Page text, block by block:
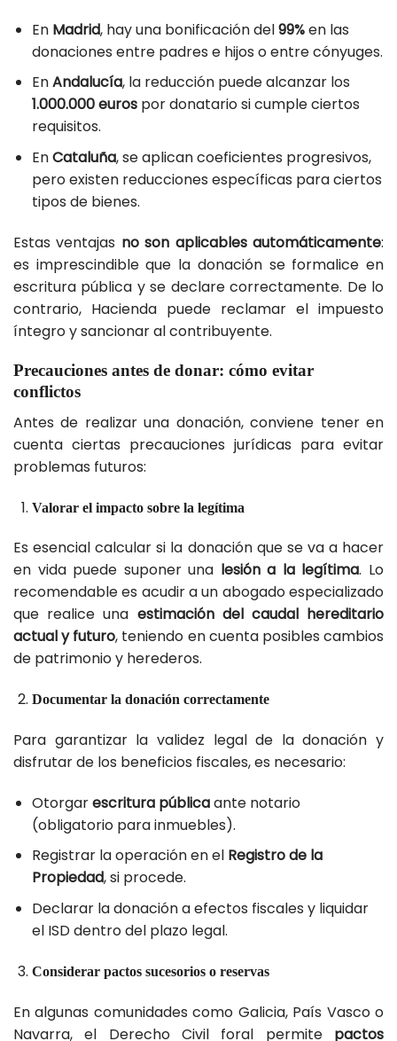
En Madrid, hay una bonificación del99%en las
donaciones entre padres e hijos o entre cónyuges.
EnAndalucía, la reducción puede alcanzar los
1.000.000 eurospor donatario si cumple ciertos
requisitos.
EnCataluña, se aplican coeficientes progresivos,
pero existen reducciones específicas para ciertos
tipos de bienes.
Estas ventajas no son aplicables automáticamente:
es imprescindible que la donación se formalice en
escritura pública y se declare correctamente. De lo
contrario, Hacienda puede reclamar el impuesto
íntegro y sancionar al contribuyente.
Precauciones antes de donar: cómo evitar
conflictos
Antes de realizar una donación, conviene tener en
cuenta ciertas precauciones jurídicas para evitar
problemas futuros:
Valorar el impacto sobre la legítima
Es esencial calcular si la donación que se va a hacer
en vida puede suponer una lesión a la legítima. Lo
recomendable es acudir a un abogado especializado
que realice una estimación del caudal hereditario
actual y futuro, teniendo en cuenta posibles cambios
de patrimonio y herederos.
Documentar la donación correctamente
Para garantizar la validez legal de la donación y
disfrutar de los beneficios fiscales, es necesario:
Otorgarescritura públicaante notario
(obligatorio para inmuebles).
Registrar la operación en el Registro de la
Propiedad, si procede.
Declarar la donación a efectos fiscales y liquidar
el ISD dentro del plazo legal.
Considerar pactos sucesorios o reservas
En algunas comunidades como Galicia, País Vasco o
Navarra, el Derecho Civil foral permite pactos